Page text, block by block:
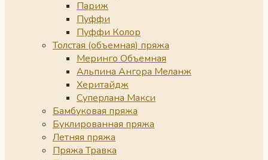
Париж
Пуффи
Пуффи Колор
Толстая (объемная) пряжа
Меринго Объемная
Альпина Ангора Меланж
Херитайдж
Суперлана Макси
Бамбуковая пряжа
Буклированная пряжа
Летняя пряжа
Пряжа Травка